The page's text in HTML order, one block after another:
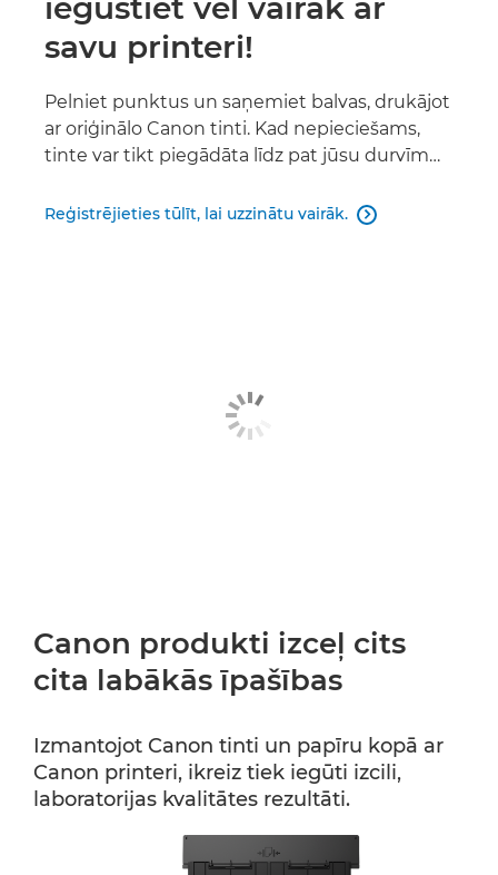
iegūstiet vēl vairāk ar
savu printeri!
Pelniet punktus un saņemiet balvas, drukājot
ar oriģinālo Canon tinti. Kad nepieciešams,
tinte var tikt piegādāta līdz pat jūsu durvīm…
Reģistrējieties tūlīt, lai uzzinātu vairāk. 
Canon produkti izceļ cits
cita labākās īpašības
Izmantojot Canon tinti un papīru kopā ar
Canon printeri, ikreiz tiek iegūti izcili,
laboratorijas kvalitātes rezultāti.